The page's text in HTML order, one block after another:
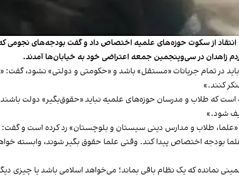
بخش عمده خطبه‌های نماز جمعه ۱۲ خرداد را به انتقاد از سکوت حوزه‌های علمیه اختصاص داد و
زاهدان در سی‌وپنجمین جمعه اعتراضی خود به خیابان‌ها آمدند.
در تمام جریانات «مستقل» باشد و «حکومتی و دولتی» نشود، گفت:
کنند.»
است که طلاب و مدرسان حوزه‌های علمیه نباید «حقوق‌بگیر» دولت
شود.»
«علما، طلاب و مدارس دینی سیستان و بلوچستان» رد کرده است و
بودجه اختصاص پیدا کند. وقتی علما حقوق بگیر شوند، وابسته
نمانده که یک نظام باقی بماند؛ می‌خواهد اسلامی باشد یا چیزی